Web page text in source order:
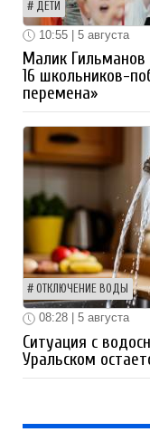
ДЕТИ
10:55 | 5 августа
Малик Гильманов
16 школьников-
перемена»
ОТКЛЮЧЕНИЕ ВОДЫ
08:28 | 5 августа
Ситуация с
Уральском